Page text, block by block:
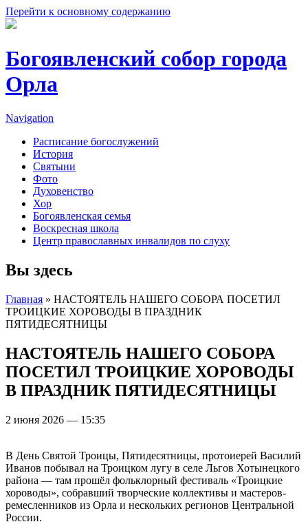
Перейти к основному содержанию
Богоявленский собор города
Орла
Navigation
Расписание богослужений
История
Святыни
Фото
Духовенство
Хор
Богоявленская семья
Воскресная школа
Центр православных инвалидов по слуху
Вы здесь
Главная » НАСТОЯТЕЛЬ НАШЕГО СОБОРА ПОСЕТИЛ
ТРОИЦКИЕ ХОРОВОДЫ В ПРАЗДНИК
ПЯТИДЕСЯТНИЦЫ
НАСТОЯТЕЛЬ НАШЕГО СОБОРА
ПОСЕТИЛ ТРОИЦКИЕ ХОРОВОДЫ
В ПРАЗДНИК ПЯТИДЕСЯТНИЦЫ
2 июня 2026 — 15:35
В День Святой Троицы, Пятидесятницы, протоиерей Василий
Иванов побывал на Троицком лугу в селе Льгов Хотынецкого
района — там прошёл фольклорный фестиваль «Троицкие
хороводы», собравший творческие коллективы и мастеров-
ремесленников из Орла и нескольких регионов Центральной
России.